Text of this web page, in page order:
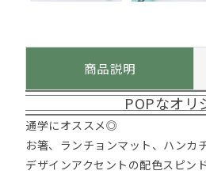
商品説明
POPなオリ
通学にオススメ◎
お箸、ランチョンマット、ハンカ
デザインアクセントの配色スピンド